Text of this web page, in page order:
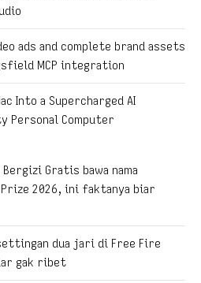
ads and complete brand assets
MCP integration
Into a Supercharged AI
Computer
Bergizi Gratis bawa nama
Prize 2026, ini faktanya biar
dua jari di Free Fire
gak ribet